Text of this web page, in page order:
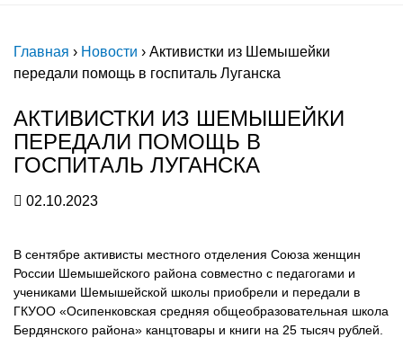
Главная › Новости › Активистки из Шемышейки
передали помощь в госпиталь Луганска
АКТИВИСТКИ ИЗ ШЕМЫШЕЙКИ
ПЕРЕДАЛИ ПОМОЩЬ В
ГОСПИТАЛЬ ЛУГАНСКА
02.10.2023
В сентябре активисты местного отделения Союза женщин
России Шемышейского района совместно с педагогами и
учениками Шемышейской школы приобрели и передали в
ГКУОО «Осипенковская средняя общеобразовательная школа
Бердянского района» канцтовары и книги на 25 тысяч рублей.